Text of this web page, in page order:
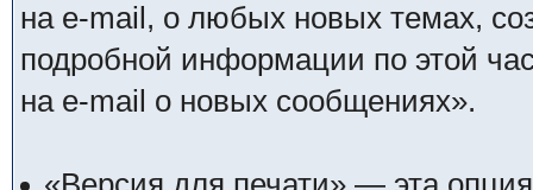
на e-mail, о любых новых темах,
подробной информации по этой
на e-mail о новых сообщениях».